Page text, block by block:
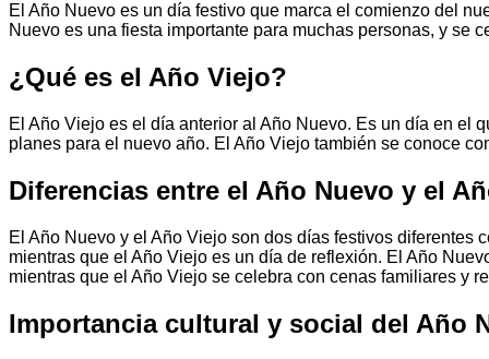
El Año Nuevo es un día festivo que marca el comienzo del
Nuevo es una fiesta importante para muchas personas, y se
¿Qué es el Año Viejo?
El Año Viejo es el día anterior al Año Nuevo. Es un día en el
planes para el nuevo año. El Año Viejo también se conoce
Diferencias entre el Año Nuevo y el
El Año Nuevo y el Año Viejo son dos días festivos
mientras que el Año Viejo es un día de reflexión. El Año
mientras que el Año Viejo se celebra con cenas familiares y
Importancia cultural y social del Año